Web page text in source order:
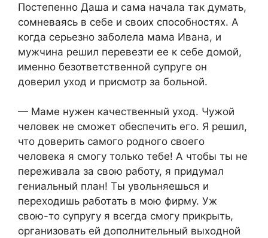
Постепенно Даша и сама начала так думать,
сомневаясь в себе и своих способностях. А
когда серьезно заболела мама Ивана, и
мужчина решил перевезти ее к себе домой,
именно безответственной супруге он
доверил уход и присмотр за больной.
— Маме нужен качественный уход. Чужой
человек не сможет обеспечить его. Я решил,
что доверить самого родного своего
человека я смогу только тебе! А чтобы ты не
переживала за свою работу, я придумал
гениальный план! Ты увольняешься и
переходишь работать в мою фирму. Уж
свою-то супругу я всегда смогу прикрыть,
организовать ей дополнительный выходной